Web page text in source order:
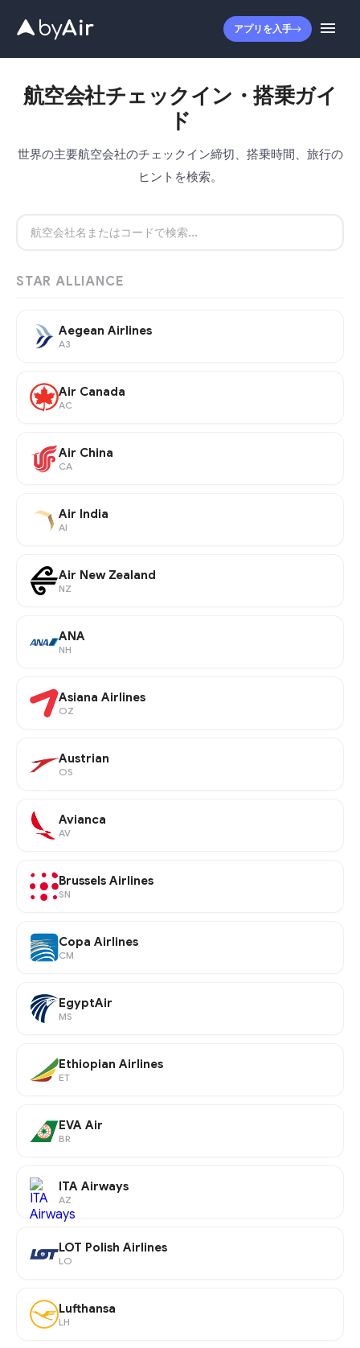
アプリを入手
航空会社チェックイン・搭乗ガイ
ド
世界の主要航空会社のチェックイン締切、搭乗時間、旅行の
ヒントを検索。
STAR ALLIANCE
Aegean Airlines
A3
Air Canada
AC
Air China
CA
Air India
AI
Air New Zealand
NZ
ANA
NH
Asiana Airlines
OZ
Austrian
OS
Avianca
AV
Brussels Airlines
SN
Copa Airlines
CM
EgyptAir
MS
Ethiopian Airlines
ET
EVA Air
BR
ITA Airways
AZ
LOT Polish Airlines
LO
Lufthansa
LH